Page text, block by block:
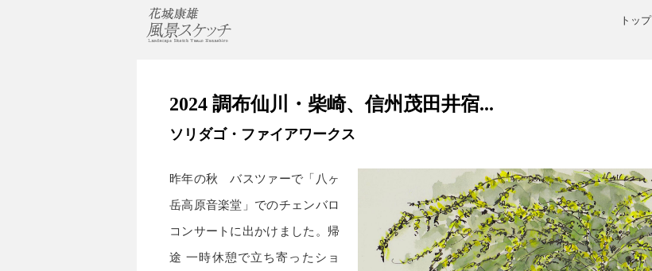
トップ
2024 調布仙川・柴崎、信州茂田井宿...
ソリダゴ・ファイアワークス
昨年の秋 バスツァーで「八ヶ
岳高原音楽堂」でのチェンバロ
コンサートに出かけました。帰
途 一時休憩で立ち寄ったショ